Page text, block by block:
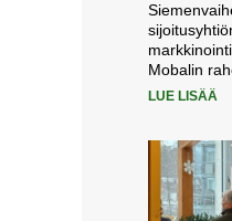
Mobalin
LUE LISÄÄ